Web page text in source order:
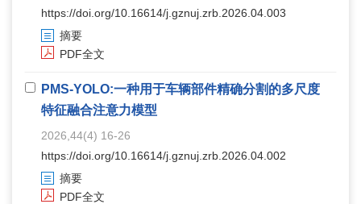
https://doi.org/10.16614/j.gznuj.zrb.2026.04.003
摘要
PDF全文
PMS-YOLO:一种用于车辆部件精确分割的多尺度
特征融合注意力模型
2026,44(4) 16-26
https://doi.org/10.16614/j.gznuj.zrb.2026.04.002
摘要
PDF全文